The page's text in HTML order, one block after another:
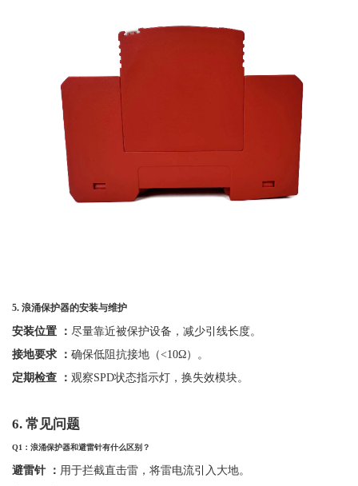
5. 浪涌保护器的安装与维护
安装位置 ： 尽量靠近被保护设备，减少引线长度。
接地要求
： 确保低阻抗接地（<10Ω）。
定期检查
： 观察SPD状态指示灯，换失效模块。
6. 常见问题
Q1 ：浪涌保护器和避雷针有什么区别？
避雷针 ： 用于拦截直击雷，将雷电流引入大地。